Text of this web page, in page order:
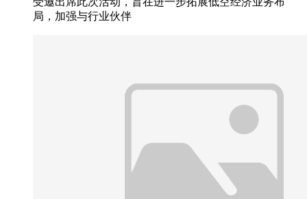
局，加强与行业伙伴